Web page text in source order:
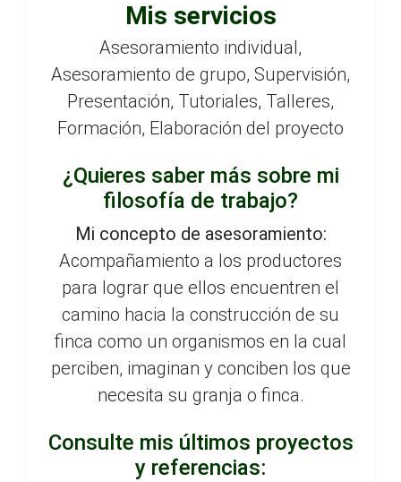
Mis servicios
Asesoramiento individual,
Asesoramiento de grupo, Supervisión,
Presentación, Tutoriales, Talleres,
Formación, Elaboración del proyecto
¿Quieres saber más sobre mi
filosofía de trabajo?
Mi concepto de asesoramiento:
Acompañamiento a los productores
para lograr que ellos encuentren el
camino hacia la construcción de su
finca como un organismos en la cual
perciben, imaginan y conciben los que
necesita su granja o finca.
Consulte mis últimos proyectos
y referencias: